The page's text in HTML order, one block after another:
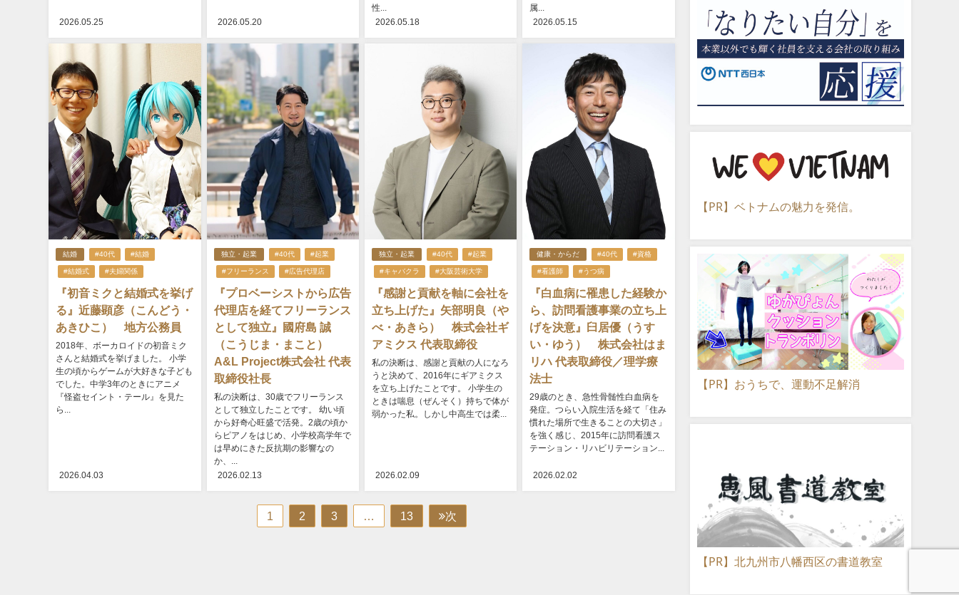
2026.05.25 2026.05.20
性...
2026.05.18
属...
2026.05.15
結婚 #40代 #結婚
#結婚式 #夫婦関係
『初音ミクと結婚式を挙げ
る』近藤顕彦（こんどう・
あきひこ） 地方公務員
2018年、ボーカロイドの初音ミク
さんと結婚式を挙げました。 小学
生の頃からゲームが大好きな子ども
でした。中学3年のときにアニメ
『怪盗セイント・テール』を見た
ら...
2026.04.03
独立・起業 #40代 #起業
#フリーランス #広告代理店
『プロベーシストから広告
代理店を経てフリーランス
として独立』國府島 誠
（こうじま・まこと）
A&L Project株式会社 代表
取締役社長
私の決断は、30歳でフリーランス
として独立したことです。 幼い頃
から好奇心旺盛で活発。2歳の頃か
らピアノをはじめ、小学校高学年で
は早めにきた反抗期の影響なの
か、...
2026.02.13
独立・起業 #40代 #起業
#キャバクラ #大阪芸術大学
『感謝と貢献を軸に会社を
立ち上げた』矢部明良（や
べ・あきら） 株式会社ギ
アミクス 代表取締役
私の決断は、感謝と貢献の人になろ
うと決めて、2016年にギアミクス
を立ち上げたことです。 小学生の
ときは喘息（ぜんそく）持ちで体が
弱かった私。しかし中高生では柔...
2026.02.09
健康・からだ #40代 #資格
#看護師 #うつ病
『白血病に罹患した経験か
ら、訪問看護事業の立ち上
げを決意』臼居優（うす
い・ゆう） 株式会社はま
リハ 代表取締役／理学療
法士
29歳のとき、急性骨髄性白血病を
発症。つらい入院生活を経て「住み
慣れた場所で生きることの大切さ」
を強く感じ、2015年に訪問看護ス
テーション・リハビリテーション...
2026.02.02
1 2 3 13 次
【PR】ベトナムの魅力を発信。
【PR】おうちで、運動不足解消
【PR】北九州市八幡西区の書道教室